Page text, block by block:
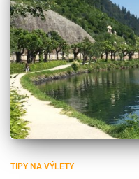
TIPY NA VÝLETY